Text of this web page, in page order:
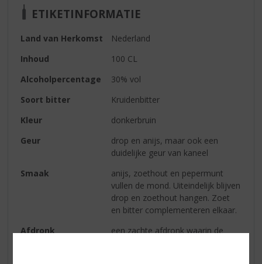
ETIKETINFORMATIE
Land van Herkomst
Nederland
Inhoud
100 CL
Alcoholpercentage
30% vol
Soort bitter
Kruidenbitter
Kleur
donkerbruin
Geur
drop en anijs, maar ook een
duidelijke geur van kaneel
Smaak
anijs, zoethout en pepermunt
vullen de mond. Uiteindelijk blijven
drop en zoethout hangen. Zoet
en bitter complementeren elkaar.
Afdronk
een zachte afdronk waarin de